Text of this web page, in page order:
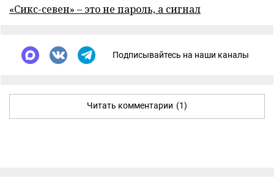
«Сикс-севен» – это не пароль, а сигнал
Подписывайтесь на наши каналы
Читать комментарии (1)